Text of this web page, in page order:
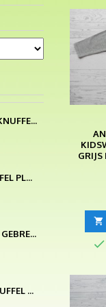
HAPPY HORSE KNUFFEL VELOURS LAGOON KROKODIL COOPER 25 CM
JELLYCAT KNUFFEL PLUCHE BASHFUL BEIGE PINK BUNNY SMALL
HEMA KNUFFEL GEBREID ROODBRUIN VOS 30 CM
HEMA BABY KNUFFEL SLUNGEL VELOURS WIT GRIJS GROEN KONIJN

